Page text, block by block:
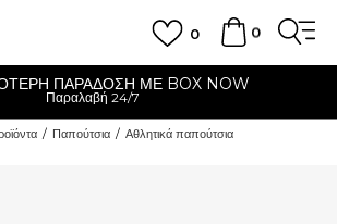
0
0
ΠΑΡΑΔΟΣΗ ΜΕ BOX NOW
Παραλαβή 24/7
Παπούτσια
Αθλητικά παπούτσια